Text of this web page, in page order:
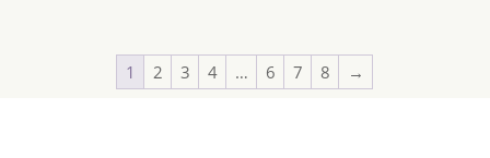
1 2 3 4 … 6 7 8 →